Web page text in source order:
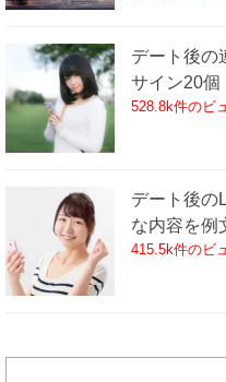
デート後の
サイン20個
528.8k件のビ
デート後の
な内容を例
415.5k件のビ